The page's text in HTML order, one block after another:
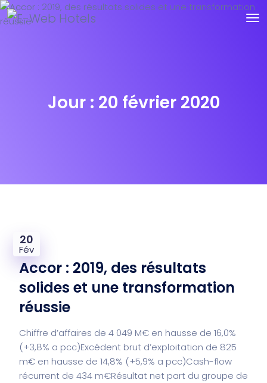
Jour : 20 février 2020
20
Fév
Accor : 2019, des résultats
solides et une transformation
réussie
Chiffre d’affaires de 4 049 M€ en hausse de 16,0%
(+3,8% a pcc)Excédent brut d’exploitation de 825
m€ en hausse de 14,8% (+5,9% a pcc)Cash-flow
récurrent de 434 m€Résultat net part du groupe de